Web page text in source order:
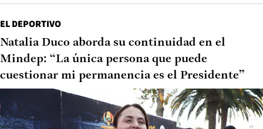
EL DEPORTIVO
Natalia Duco aborda su continuidad en el
Mindep: “La única persona que puede
cuestionar mi permanencia es el Presidente”